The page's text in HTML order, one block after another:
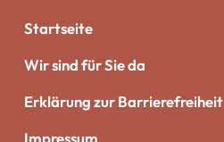
Startseite
Wir sind für Sie da
Erklärung zur Barrierefreiheit
Impressum